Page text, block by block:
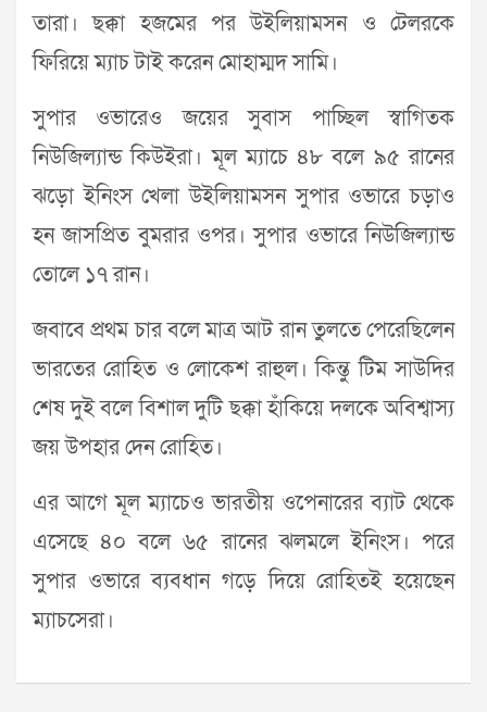
তারা। ছক্কা হজমের পর উইলিয়ামসন ও টেলরকে
ফিরিয়ে ম্যাচ টাই করেন মোহাম্মদ সামি।
সুপার ওভারেও জয়ের সুবাস পাচ্ছিল স্বাগিতক
নিউজিল্যান্ড কিউইরা। মূল ম্যাচে ৪৮ বলে ৯৫ রানের
ঝড়ো ইনিংস খেলা উইলিয়ামসন সুপার ওভারে চড়াও
হন জাসপ্রিত বুমরার ওপর। সুপার ওভারে নিউজিল্যান্ড
তোলে ১৭ রান।
জবাবে প্রথম চার বলে মাত্র আট রান তুলতে পেরেছিলেন
ভারতের রোহিত ও লোকেশ রাহুল। কিন্তু টিম সাউদির
শেষ দুই বলে বিশাল দুটি ছক্কা হাঁকিয়ে দলকে অবিশ্বাস্য
জয় উপহার দেন রোহিত।
এর আগে মূল ম্যাচেও ভারতীয় ওপেনারের ব্যাট থেকে
এসেছে ৪০ বলে ৬৫ রানের ঝলমলে ইনিংস। পরে
সুপার ওভারে ব্যবধান গড়ে দিয়ে রোহিতই হয়েছেন
ম্যাচসেরা।